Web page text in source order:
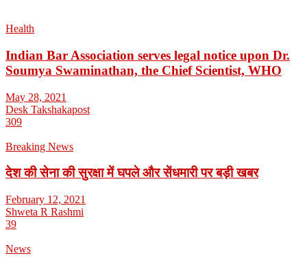
Health
Indian Bar Association serves legal notice upon Dr.
Soumya Swaminathan, the Chief Scientist, WHO
May 28, 2021
Desk Takshakapost
309
Breaking News
देश की सेना की सुरक्षा में घपले और सेंधमारी पर बड़ी खबर
February 12, 2021
Shweta R Rashmi
39
News